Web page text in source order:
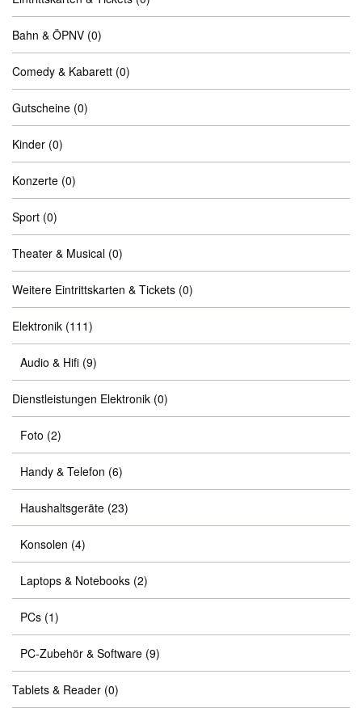
Bahn & ÖPNV (0)
Comedy & Kabarett (0)
Gutscheine (0)
Kinder (0)
Konzerte (0)
Sport (0)
Theater & Musical (0)
Weitere Eintrittskarten & Tickets (0)
Elektronik (111)
Audio & Hifi (9)
Dienstleistungen Elektronik (0)
Foto (2)
Handy & Telefon (6)
Haushaltsgeräte (23)
Konsolen (4)
Laptops & Notebooks (2)
PCs (1)
PC-Zubehör & Software (9)
Tablets & Reader (0)